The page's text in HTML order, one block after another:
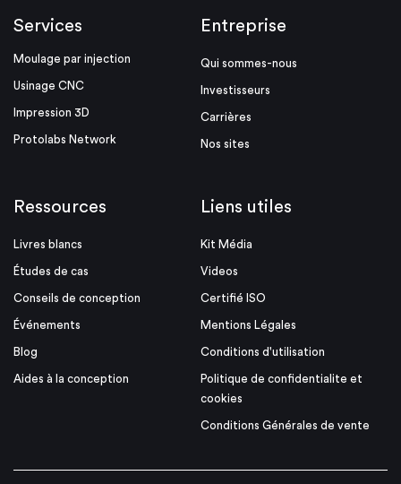
Services
Moulage par injection
Usinage CNC
Impression 3D
Protolabs Network
Entreprise
Qui sommes-nous
Investisseurs
Carrières
Nos sites
Ressources
Livres blancs
Études de cas
Conseils de conception
Événements
Blog
Aides à la conception
Liens utiles
Kit Média
Videos
Certifié ISO
Mentions Légales
Conditions d'utilisation
Politique de confidentialite et
cookies
Conditions Générales de vente